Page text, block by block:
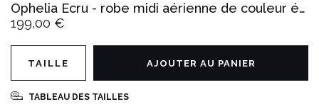
Ophelia Ecru - robe midi aérienne de couleur écrue
199,00 €
TABLEAU DES TAILLES
TAILLE AJOUTER AU PANIER